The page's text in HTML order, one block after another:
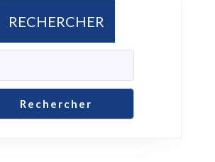
RECHERCHER
Rechercher